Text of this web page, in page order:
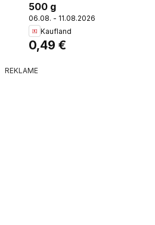
500 g
06.08. - 11.08.2026
Kaufland
0,49 €
REKLAME